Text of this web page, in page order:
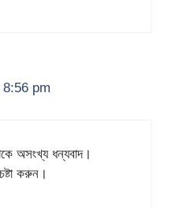
pm
অসংখ্য ধন্যবাদ।
করুন।